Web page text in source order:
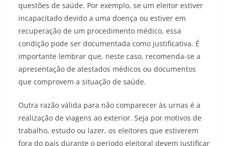
questões de saúde. Por exemplo, se um eleitor estiver
incapacitado devido a uma doença ou estiver em
recuperação de um procedimento médico, essa
condição pode ser documentada como justificativa. É
importante lembrar que, neste caso, recomenda-se a
apresentação de atestados médicos ou documentos
que comprovem a situação de saúde.
Outra razão válida para não comparecer às urnas é a
realização de viagens ao exterior. Seja por motivos de
trabalho, estudo ou lazer, os eleitores que estiverem
fora do país durante o período eleitoral devem justificar